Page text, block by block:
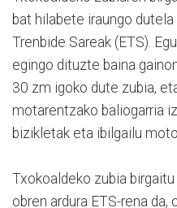
bat hilabete iraungo
Trenbide Sareak (ETS).
egingo dituzte baina
30 zm igoko dute zubia,
motarentzako baliogarria
bizikletak eta ibilgailu
Txokoaldeko zubia
obren ardura ETS-rena da,